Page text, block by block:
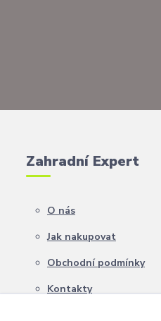
Zahradní Expert
O nás
Jak nakupovat
Obchodní podmínky
Kontakty